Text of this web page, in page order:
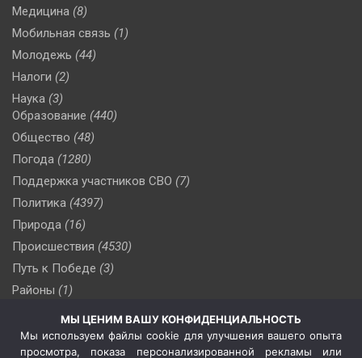
Медицина (8)
Мобильная связь (1)
Молодежь (44)
Налоги (2)
Наука (3)
Образование (440)
Общество (48)
Погода (1280)
Поддержка участников СВО (7)
Политика (4397)
Природа (16)
Происшествия (4530)
Путь к Победе (3)
Районы (1)
(510)
Сельское хозяйство (3)
МЫ ЦЕНИМ ВАШУ КОНФИДЕНЦИАЛЬНОСТЬ
Мы используем файлы cookie для улучшения вашего опыта
просмотра, показа персонализированной рекламы или